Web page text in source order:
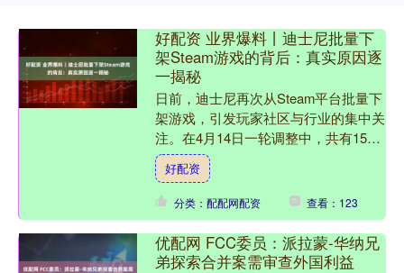
好配资 业界爆料丨迪士尼批量下
架Steam游戏的背后：真实原因逐
一揭秘
日前，迪士尼再次从Steam平台批量下
架游戏，引发玩家社区与行业的集中关
注。在4月14日一轮调整中，共有15款
作品从商店消失，叠加年初已下架内
容，累计数量已接近....
好配资
分类：配配网配资 查看：123
优配网 FCC委员：派拉蒙-华纳兄
弟探索合并案需审查外国利益